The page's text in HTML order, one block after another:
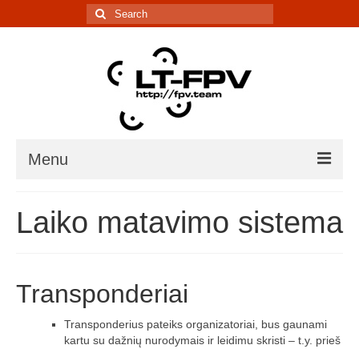
Search
for:
Menu
5.8G kanalų skaičiuoklė
IR davikliai – sąrašai, informacija
Lenktynės/renginiai
Laiko matavimo sistema
Transponderiai
Transponderius pateiks organizatoriai, bus gaunami
kartu su dažnių nurodymais ir leidimu skristi – t.y. prieš